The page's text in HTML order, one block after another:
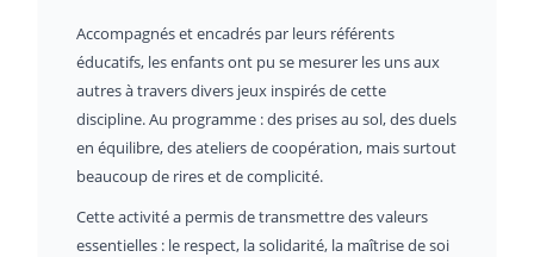
Accompagnés et encadrés par leurs référents
éducatifs, les enfants ont pu se mesurer les uns aux
autres à travers divers jeux inspirés de cette
discipline. Au programme : des prises au sol, des duels
en équilibre, des ateliers de coopération, mais surtout
beaucoup de rires et de complicité.
Cette activité a permis de transmettre des valeurs
essentielles : le respect, la solidarité, la maîtrise de soi